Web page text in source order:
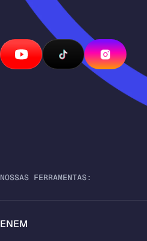
NOSSAS FERRAMENTAS:
ENEM